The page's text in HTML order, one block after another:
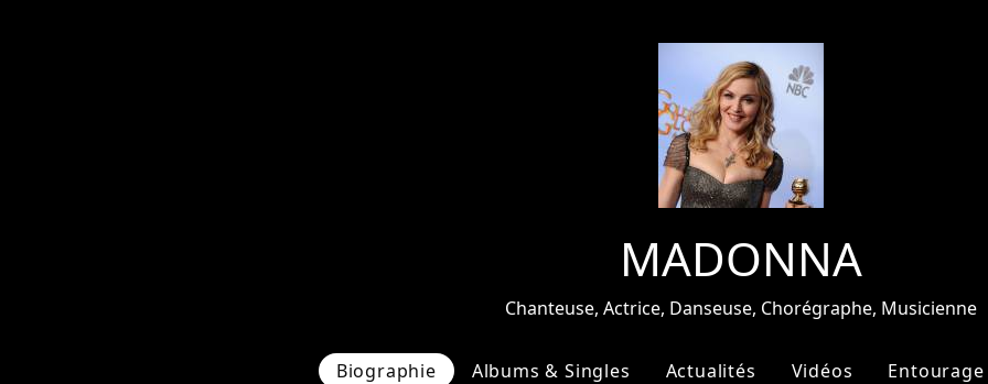
MADONNA
Chanteuse, Actrice, Danseuse, Chorégraphe, Musicienne
Biographie Albums & Singles Actualités Vidéos Entourage